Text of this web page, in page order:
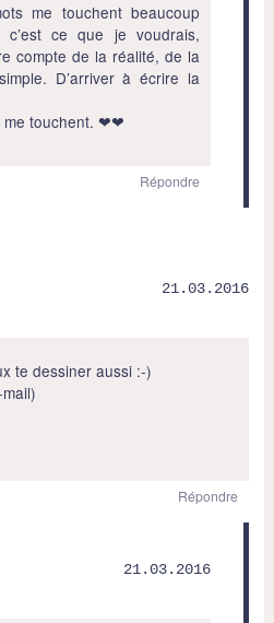
me touchent beaucoup
ce que je voudrais,
compte de la réalité, de la
D’arriver à écrire la
me touchent. ❤❤
Répondre
21.03.2016
te dessiner aussi :-)
Répondre
21.03.2016